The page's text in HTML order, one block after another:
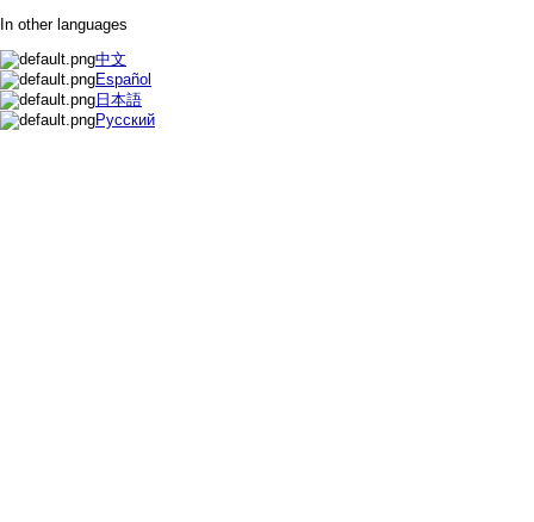
In other languages
中文
Español
日本語
Русский